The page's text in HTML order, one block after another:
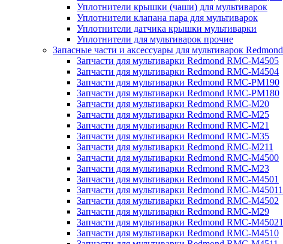
Уплотнители крышки (чаши) для мультиварок
Уплотнители клапана пара для мультиварок
Уплотнители датчика крышки мультиварки
Уплотнители для мультиварок прочие
Запасные части и аксессуары для мультиварок Redmond
Запчасти для мультиварки Redmond RMC-M4505
Запчасти для мультиварки Redmond RMC-M4504
Запчасти для мультиварки Redmond RMC-PM190
Запчасти для мультиварки Redmond RMC-PM180
Запчасти для мультиварки Redmond RMC-M20
Запчасти для мультиварки Redmond RMC-M25
Запчасти для мультиварки Redmond RMC-M21
Запчасти для мультиварки Redmond RMC-M35
Запчасти для мультиварки Redmond RMC-M211
Запчасти для мультиварки Redmond RMC-M4500
Запчасти для мультиварки Redmond RMC-M23
Запчасти для мультиварки Redmond RMC-M4501
Запчасти для мультиварки Redmond RMC-M45011
Запчасти для мультиварки Redmond RMC-M4502
Запчасти для мультиварки Redmond RMC-M29
Запчасти для мультиварки Redmond RMC-M45021
Запчасти для мультиварки Redmond RMC-M4510